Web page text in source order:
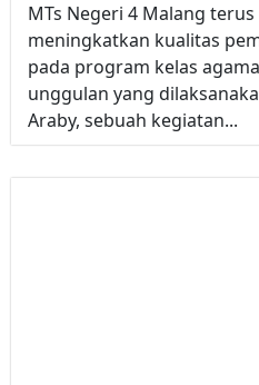
MTs Negeri 4 Malang
meningkatkan kualitas
pada program kelas
unggulan yang
Araby, sebuah kegiatan...